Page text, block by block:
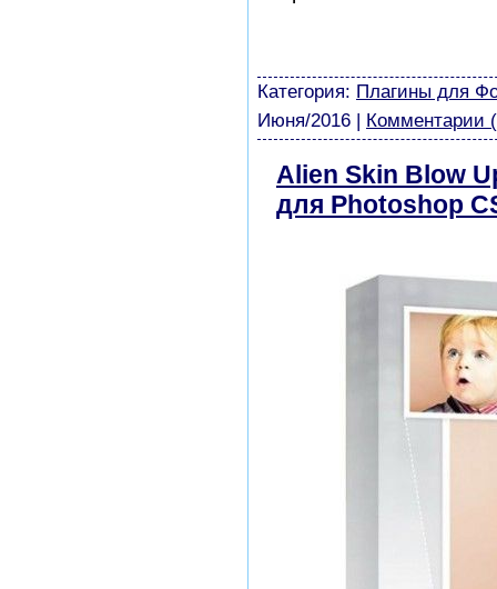
Категория: Плагины для
Июня/2016
Комментарии
Alien Skin Blow
для Photoshop